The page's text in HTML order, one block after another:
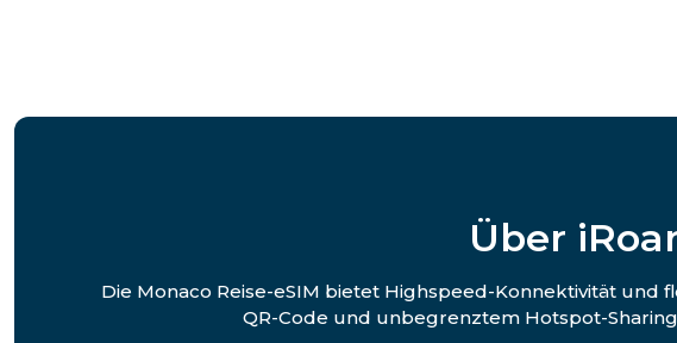
Über
Die Monaco Reise-eSIM bietet Highspeed-Konnektivität
QR-Code und unbegrenztem Hotspot-